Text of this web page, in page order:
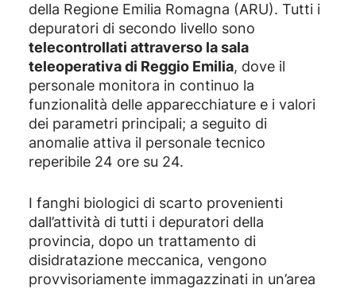
della Regione Emilia Romagna (ARU). Tutti i
depuratori di secondo livello sono
telecontrollati attraverso la sala
teleoperativa di Reggio Emilia, dove il
personale monitora in continuo la
funzionalità delle apparecchiature e i valori
dei parametri principali; a seguito di
anomalie attiva il personale tecnico
reperibile 24 ore su 24.
I fanghi biologici di scarto provenienti
dall’attività di tutti i depuratori della
provincia, dopo un trattamento di
disidratazione meccanica, vengono
provvisoriamente immagazzinati in un’area